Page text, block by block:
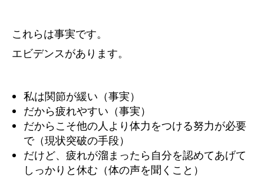
これらは事実です。
エビデンスがあります。
私は関節が緩い（事実）
だから疲れやすい（事実）
だからこそ他の人より体力をつける努力が必要
で（現状突破の手段）
だけど、疲れが溜まったら自分を認めてあげて
しっかりと休む（体の声を聞くこと）